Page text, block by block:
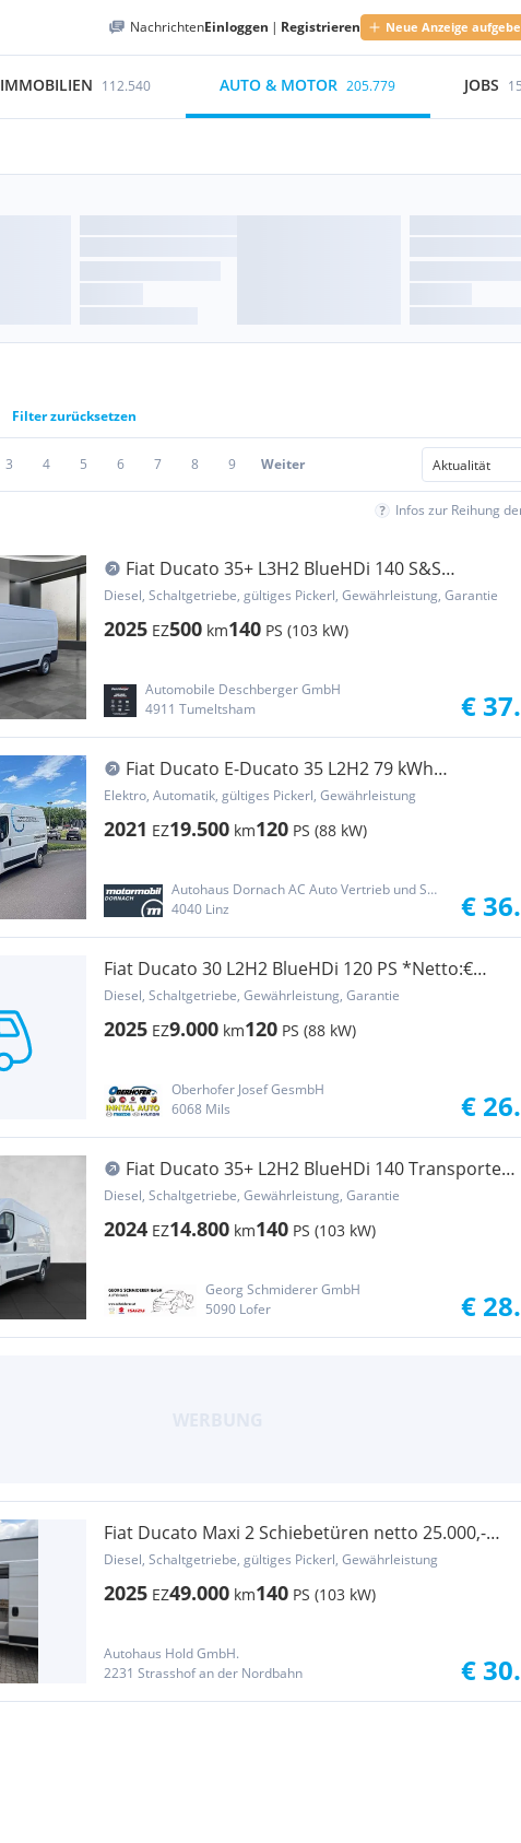
NachrichtenEinloggen | Registrieren Neue Anzeige
IMMOBILIEN 112.540 AUTO & MOTOR 205.779 JOBS
Filter zurücksetzen
3 4 5 6 7 8 9 Weiter
Infos zur Reihung
Fiat Ducato 35+ L3H2 BlueHDi 140 S&S
Transporter / Kastenwagen
Diesel, Schaltgetriebe, gültiges Pickerl, Gewährleistung, Garantie
2025 EZ500 km140 PS (103 kW)
Automobile Deschberger GmbH
4911 Tumeltsham
€
Fiat Ducato E-Ducato 35 L2H2 79 kWh
Transporter / Kastenwagen
Elektro, Automatik, gültiges Pickerl, Gewährleistung
2021 EZ19.500 km120 PS (88 kW)
Autohaus Dornach AC Auto Vertrieb und Service GmbH
4040 Linz
€
Fiat Ducato 30 L2H2 BlueHDi 120 PS *Netto:€
21.990.-* Transporter / Kastenwagen
Diesel, Schaltgetriebe, Gewährleistung, Garantie
2025 EZ9.000 km120 PS (88 kW)
Oberhofer Josef GesmbH
6068 Mils
€
Fiat Ducato 35+ L2H2 BlueHDi 140 Transporter
/ Kastenwagen
Diesel, Schaltgetriebe, Gewährleistung, Garantie
2024 EZ14.800 km140 PS (103 kW)
Georg Schmiderer GmbH
5090 Lofer
€
Fiat Ducato Maxi 2 Schiebetüren netto 25.000,-
Transporter / Kastenwagen
Diesel, Schaltgetriebe, gültiges Pickerl, Gewährleistung
2025 EZ49.000 km140 PS (103 kW)
Autohaus Hold GmbH.
2231 Strasshof an der Nordbahn
€